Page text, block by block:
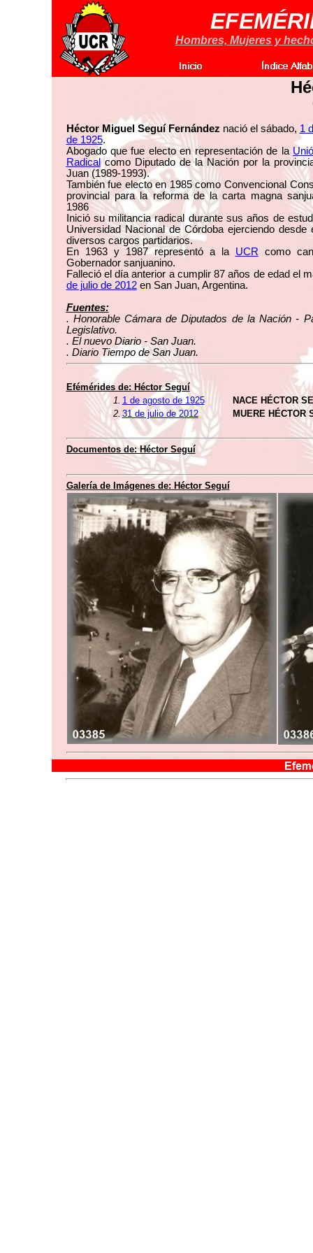
Hombres, Mujeres y
Héctor Miguel Seguí Fernández nació el sábado, 1
de 1925.
Abogado que fue electo en representación de la
Radicalcomo Diputado de la Nación por la
Juan (1989-1993).
También fue electo en 1985 como Convencional
provincial para la reforma de la carta magna
1986
Inició su militancia radical durante sus años de
Universidad Nacional de Córdoba ejerciendo desde
diversos cargos partidarios.
En 1963 y 1987 representó a la UCR como
Gobernador sanjuanino.
Falleció el día anterior a cumplir 87 años de edad el
de julio de 2012en San Juan, Argentina.
Fuentes:
. Honorable Cámara de Diputados de la Nación -
Legislativo.
. El nuevo Diario - San Juan.
. Diario Tiempo de San Juan.
Efémérides de: Héctor Seguí
1. 1 de agosto de 1925
NACE HÉCTOR
2. 31 de julio de 2012 MUERE HÉCTOR
Documentos de: Héctor Seguí
Galería de Imágenes de: Héctor Seguí